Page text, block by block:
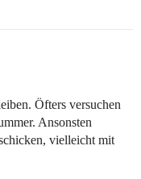
Öfters versuchen
Ansonsten
vielleicht mit